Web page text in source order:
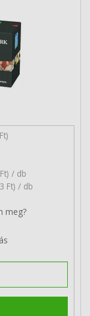
/ db
Ft) / db
meg?